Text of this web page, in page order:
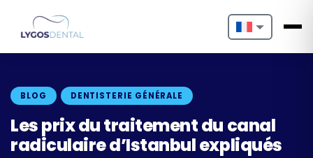
Nederlands
Français
Deutsch
BLOG DENTISTERIE GÉNÉRALE
Les prix du traitement du canal
radiculaire d’Istanbul expliqués